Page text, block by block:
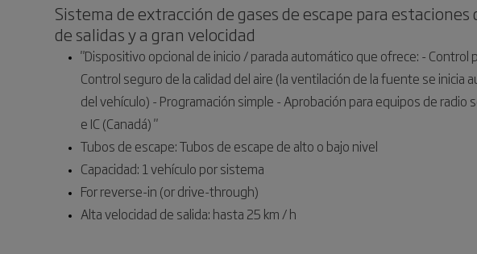
Sistema de extracción de gases de escape para
de salidas y a gran velocidad
"Dispositivo opcional de inicio / parada automático que ofrece: -
Control seguro de la calidad del aire (la ventilación de la fuente se
del vehículo) - Programación simple - Aprobación para equipos de radio
e IC (Canadá) "
Tubos de escape: Tubos de escape de alto o bajo nivel
Capacidad: 1 vehículo por sistema
For reverse-in (or drive-through)
Alta velocidad de salida: hasta 25 km / h